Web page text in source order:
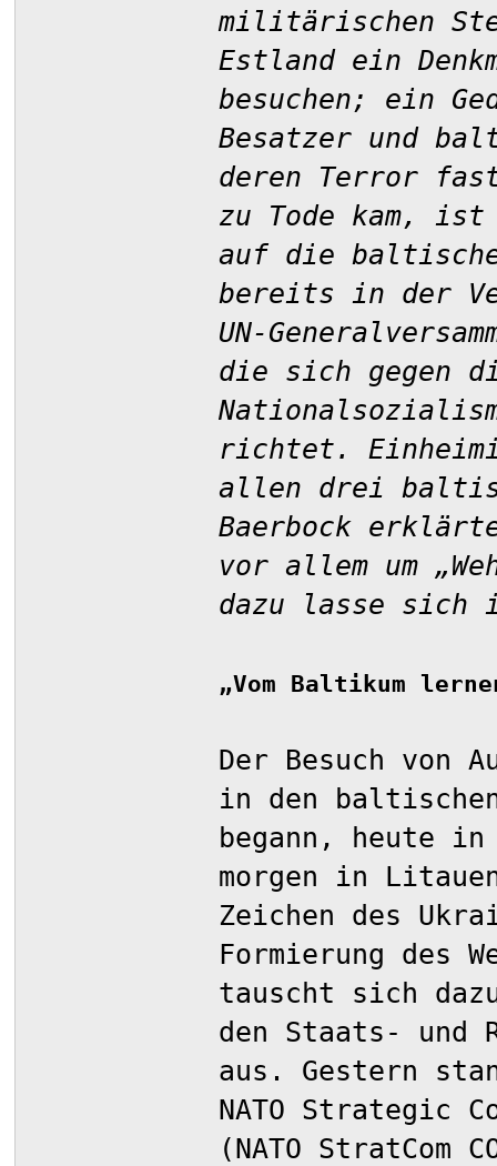
militärischen
Estland ein
besuchen; ein
Besatzer und
deren Terror
zu Tode kam,
auf die
bereits in der
UN-
die sich gegen
richtet.
allen drei
Baerbock
vor allem um
dazu lasse sich
„Vom Baltikum
Der Besuch von
in den
begann, heute
morgen in
Zeichen des
Formierung des
tauscht sich
den Staats- und
aus. Gestern
NATO Strategic
(NATO StratCom